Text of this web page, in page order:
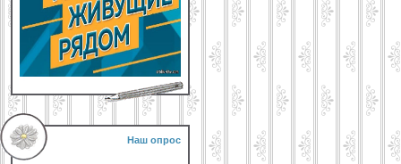
Наш опрос